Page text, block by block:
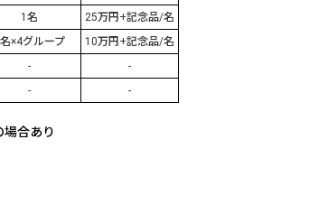
1 名 25万円 +記念品/名
名×4グループ 10万円 +記念品/名
-
-
- -
合あり